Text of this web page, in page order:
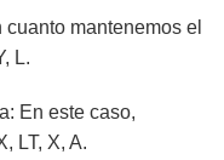
mantenemos el
L.
En este caso,
LT, X, A.